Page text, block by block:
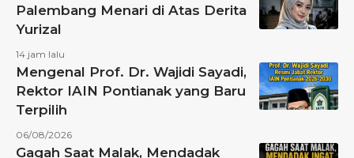
Palembang Menari di Atas Derita
Yurizal
14 jam lalu
Mengenal Prof. Dr. Wajidi Sayadi,
Rektor IAIN Pontianak yang Baru
Terpilih
06/08/2026
Gagah Saat Malak, Mendadak